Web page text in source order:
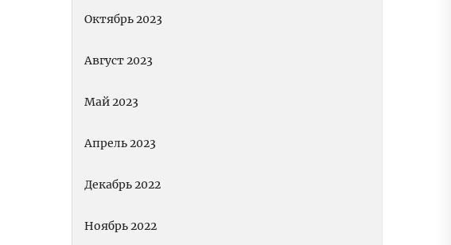
Октябрь 2023
Август 2023
Май 2023
Апрель 2023
Декабрь 2022
Ноябрь 2022